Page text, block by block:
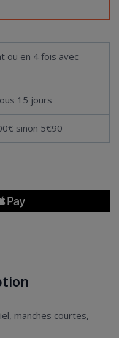
ou en 4 fois avec
15 jours
sinon 5€90
manches courtes,